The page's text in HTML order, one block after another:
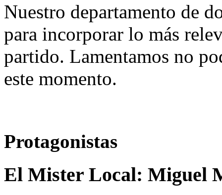
Nuestro departamento de
para incorporar lo más
partido. Lamentamos no
este momento.
Protagonistas
El Mister Local: Miguel